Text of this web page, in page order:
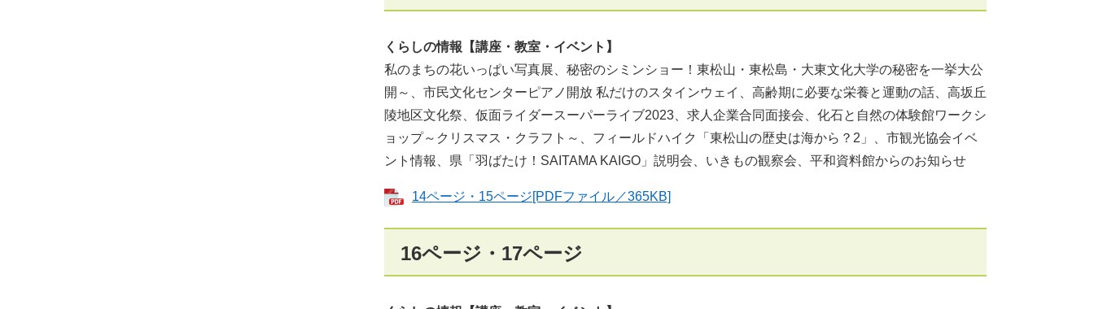
くらしの情報【講座・教室・イベント】
私のまちの花いっぱい写真展、秘密のシミンショー！東松山・東松島・大東文化大学の秘密を一挙大公
開～、市民文化センターピアノ開放 私だけのスタインウェイ、高齢期に必要な栄養と運動の話、高坂丘
陵地区文化祭、仮面ライダースーパーライブ2023、求人企業合同面接会、化石と自然の体験館ワークシ
ョップ～クリスマス・クラフト～、フィールドハイク「東松山の歴史は海から？2」、市観光協会イベ
ント情報、県「羽ばたけ！SAITAMA KAIGO」説明会、いきもの観察会、平和資料館からのお知らせ
14ページ・15ページ[PDFファイル／365KB]
16ページ・17ページ